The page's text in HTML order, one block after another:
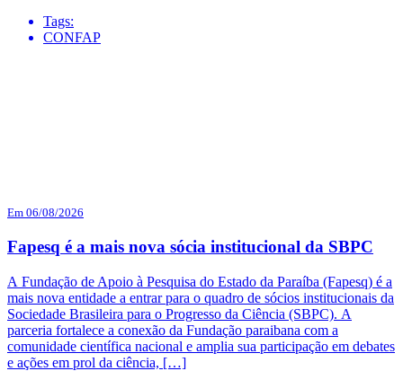
Tags:
CONFAP
Em 06/08/2026
Fapesq é a mais nova sócia institucional da SBPC
A Fundação de Apoio à Pesquisa do Estado da Paraíba (Fapesq) é a
mais nova entidade a entrar para o quadro de sócios institucionais da
Sociedade Brasileira para o Progresso da Ciência (SBPC). A
parceria fortalece a conexão da Fundação paraibana com a
comunidade científica nacional e amplia sua participação em debates
e ações em prol da ciência, […]